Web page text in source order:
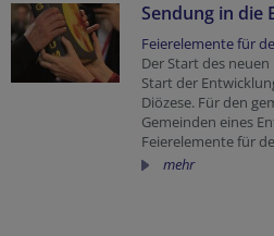
Sendung in die
Feierelemente für
Der Start des
Start der
Diözese. Für den
Gemeinden eines
Feierelemente für
mehr